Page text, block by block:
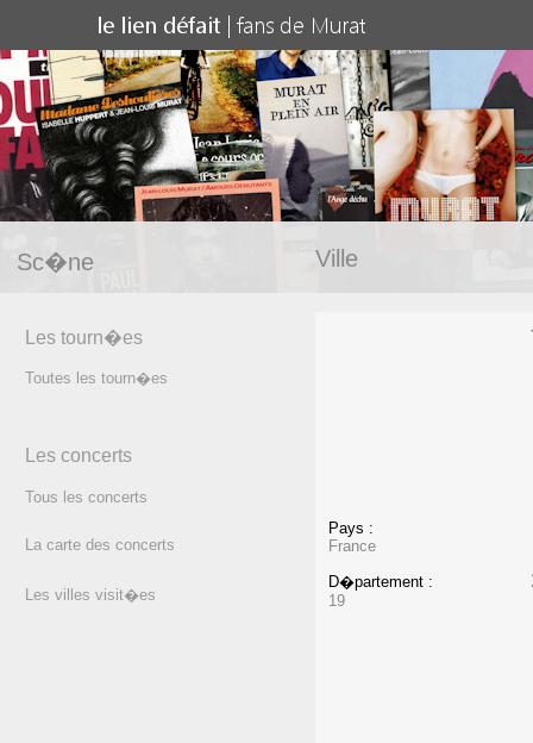
Sc�ne Ville
Les tourn�es
Toutes les tourn�es
Les concerts
Tous les concerts
La carte des concerts
Les villes visit�es
Pays :
France
D�partement :
19